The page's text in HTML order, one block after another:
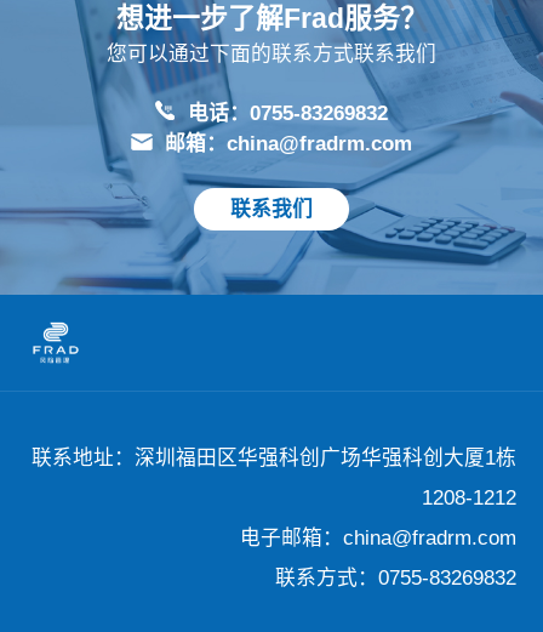
想进一步了解Frad服务？
您可以通过下面的联系方式联系我们
电话：0755-83269832
邮箱：china@fradrm.com
联系我们
联系地址：深圳福田区华强科创广场华强科创大厦1栋
1208-1212
电子邮箱：china@fradrm.com
联系方式：0755-83269832